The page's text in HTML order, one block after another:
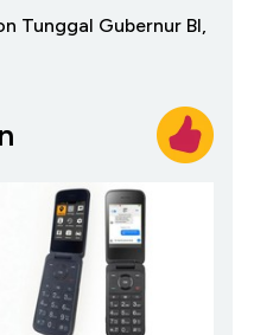
Tunggal Gubernur BI,